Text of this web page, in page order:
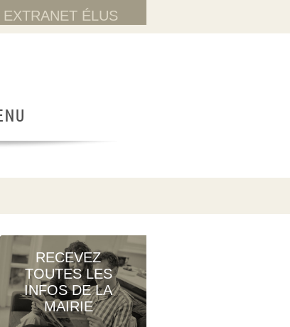
EXTRANET ÉLUS
RECEVEZ
TOUTES LES
INFOS DE LA
MAIRIE